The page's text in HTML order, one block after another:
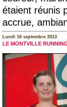
étaient réunis
accrue,
Lundi 16 septembre 2013
LE MONTVILLE